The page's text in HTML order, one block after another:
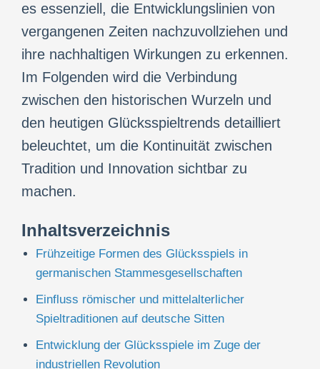
es essenziell, die Entwicklungslinien von
vergangenen Zeiten nachzuvollziehen und
ihre nachhaltigen Wirkungen zu erkennen.
Im Folgenden wird die Verbindung
zwischen den historischen Wurzeln und
den heutigen Glücksspieltrends detailliert
beleuchtet, um die Kontinuität zwischen
Tradition und Innovation sichtbar zu
machen.
Inhaltsverzeichnis
Frühzeitige Formen des Glücksspiels in
germanischen Stammesgesellschaften
Einfluss römischer und mittelalterlicher
Spieltraditionen auf deutsche Sitten
Entwicklung der Glücksspiele im Zuge der
industriellen Revolution